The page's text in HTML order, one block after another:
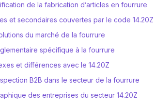
de la fabrication d’articles en fourrure
et secondaires couvertes par le code 14.20Z
du marché de la fourrure
spécifique à la fourrure
et différences avec le 14.20Z
B2B dans le secteur de la fourrure
des entreprises du secteur 14.20Z